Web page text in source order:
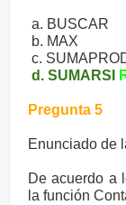
a. BUSCAR
b. MAX
c.
d. SUMARSI
Pregunta 5
Enunciado de
De acuerdo a
la función